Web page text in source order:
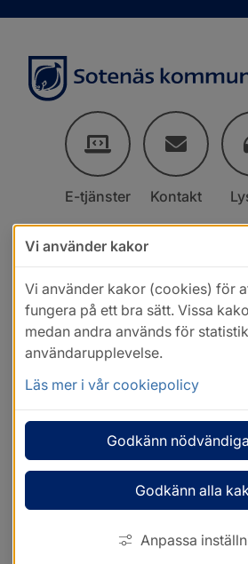
E-tjänster Kontakt
Vi använder kakor
Vi använder kakor (cookies) för
fungera på ett bra sätt. Vissa
medan andra används för
användarupplevelse.
Läs mer i vår cookiepolicy
Godkänn
Godkänn alla
Anpassa